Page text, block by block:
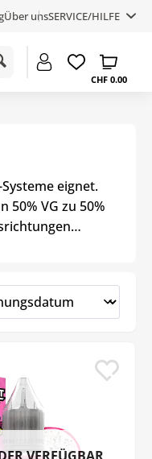
Über unsSERVICE/HILFE
CHF 0.00
eignet.
VG zu 50%